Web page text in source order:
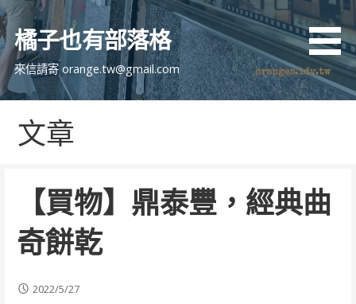
跳
至
主
要
內
橘子也有部落格
來信請寄 orange.tw@gmail.com
文章
【買物】鼎泰豐，經典曲
奇餅乾
2022/5/27